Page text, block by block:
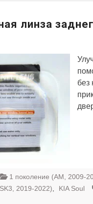
линза
без
1 поколение (AM, 2009-
2019-2022) KIA Soul